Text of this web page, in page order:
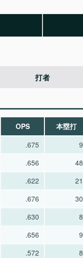
打者
OPS 本塁打
.675 9
.656 48
.622 21
.676 30
.630 8
.656 9
.572 8